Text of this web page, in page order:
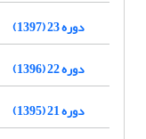
دوره 23 (1397)
دوره 22 (1396)
دوره 21 (1395)